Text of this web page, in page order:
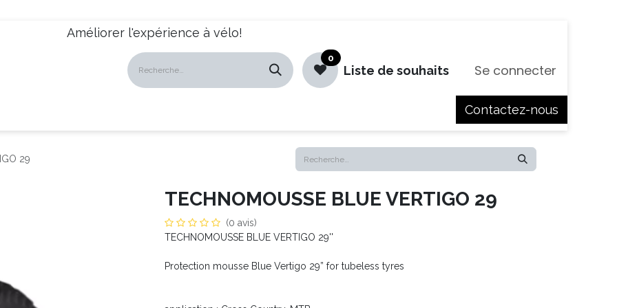
Améliorer l'expérience à vélo!
0
Liste de souhaits Se connecter
Contactez-nous
29
TECHNOMOUSSE BLUE VERTIGO 29
(0 avis)
TECHNOMOUSSE BLUE VERTIGO 29''
Protection mousse Blue Vertigo 29” for tubeless tyres